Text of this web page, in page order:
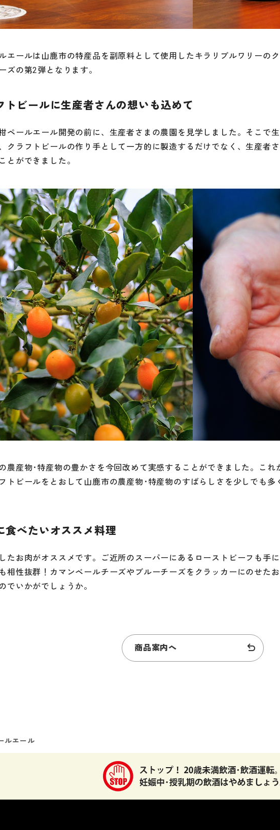
エールは山鹿市の特産品を副原料として使用したキラリブルワリーの
ズの第2弾となります。
トビールに生産者さんの想いも込めて
ペールエール開発の前に、生産者さまの農園を見学しました。そこで
クラフトビールの作り手として一方的に製造するだけでなく、生産者
とができました。
農産物･特産物の豊かさを今回改めて実感することができました。こ
トビールをとおして山鹿市の農産物･特産物のすばらしさを少しでも
食べたいオススメ料理
たお肉がオススメです。ご近所のスーパーにあるローストビーフも手
相性抜群！カマンベールチーズやブルーチーズをクラッカーにのせた
でいかがでしょうか。
商品案内へ
ルエール